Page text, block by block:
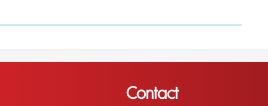
Contact